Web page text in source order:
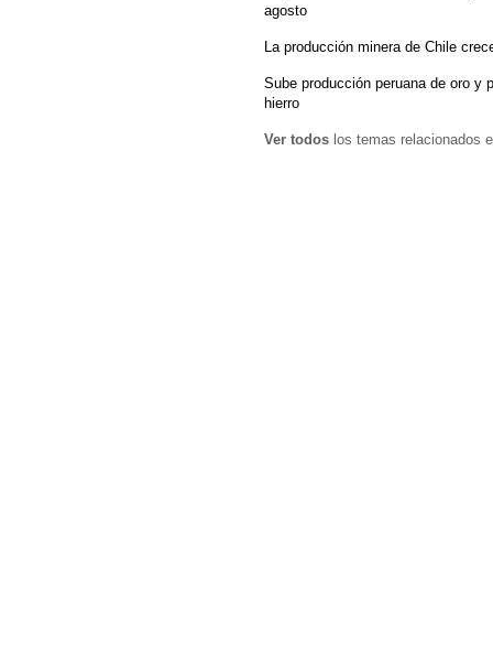
agosto
La producción minera de Chile
Sube producción peruana de oro y
hierro
Ver todos los temas relacionados